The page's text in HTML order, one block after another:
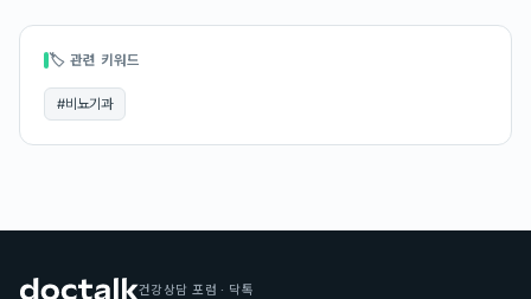
🏷 관련 키워드
#비뇨기과
건강상담 포럼 · 닥톡